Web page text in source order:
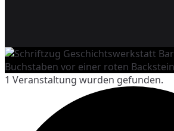
Geschichtswerkstatt Barmbek
Geschichte lebendig erleben
1 Veranstaltung wurden gefunden.